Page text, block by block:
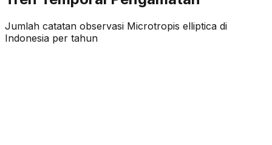
Jumlah catatan observasi Microtropis elliptica di
Indonesia per tahun